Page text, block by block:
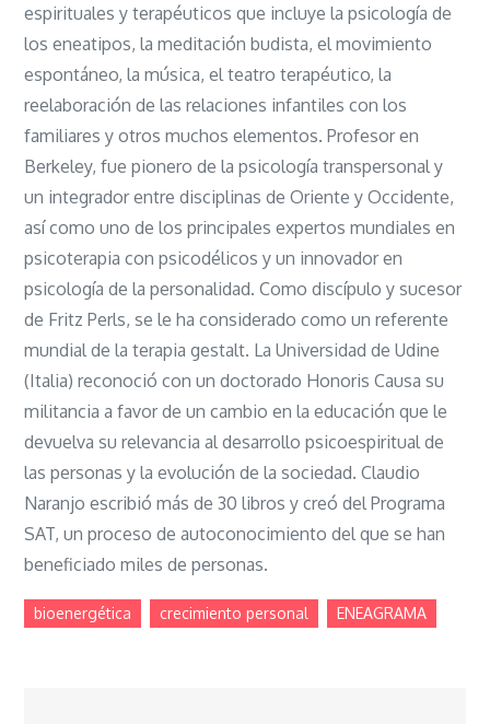
espirituales y terapéuticos que incluye la psicología de
los eneatipos, la meditación budista, el movimiento
espontáneo, la música, el teatro terapéutico, la
reelaboración de las relaciones infantiles con los
familiares y otros muchos elementos. Profesor en
Berkeley, fue pionero de la psicología transpersonal y
un integrador entre disciplinas de Oriente y Occidente,
así como uno de los principales expertos mundiales en
psicoterapia con psicodélicos y un innovador en
psicología de la personalidad. Como discípulo y sucesor
de Fritz Perls, se le ha considerado como un referente
mundial de la terapia gestalt. La Universidad de Udine
(Italia) reconoció con un doctorado Honoris Causa su
militancia a favor de un cambio en la educación que le
devuelva su relevancia al desarrollo psicoespiritual de
las personas y la evolución de la sociedad. Claudio
Naranjo escribió más de 30 libros y creó del Programa
SAT, un proceso de autoconocimiento del que se han
beneficiado miles de personas.
bioenergética crecimiento personal ENEAGRAMA